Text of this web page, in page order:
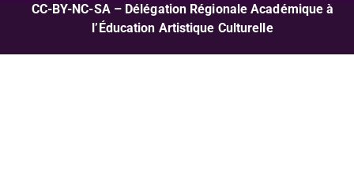
CC-BY-NC-SA – Délégation Régionale Académique à
l’Éducation Artistique Culturelle